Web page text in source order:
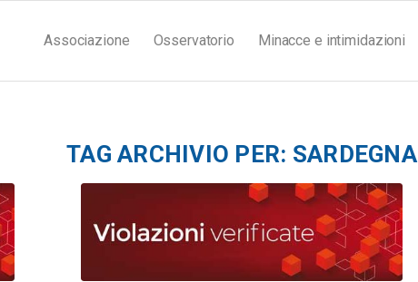
Associazione Osservatorio Minacce e intimidazioni
TAG ARCHIVIO PER: SARDEGNA